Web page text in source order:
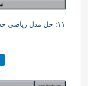
۱۱: حل مدل ریاضی خطی با استفاده از لینگو (Lingo) و اکسل